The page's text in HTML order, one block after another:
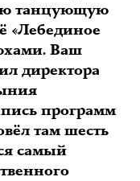
танцующую
«Лебединое
Ваш
директора
программ
там шесть
самый